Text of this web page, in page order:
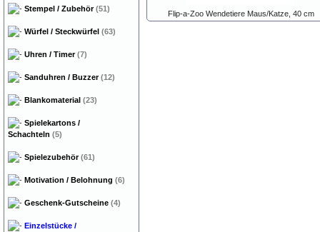
Flip-a-Zoo Wendetiere Maus/Katze, 40 cm
Stempel / Zubehör(51)
Würfel / Steckwürfel (63)
Uhren / Timer(7)
Sanduhren / Buzzer(12)
Blankomaterial (23)
Spielekartons /
Schachteln (5)
Spielezubehör(61)
Motivation / Belohnung (6)
Geschenk-Gutscheine (4)
Einzelstücke /